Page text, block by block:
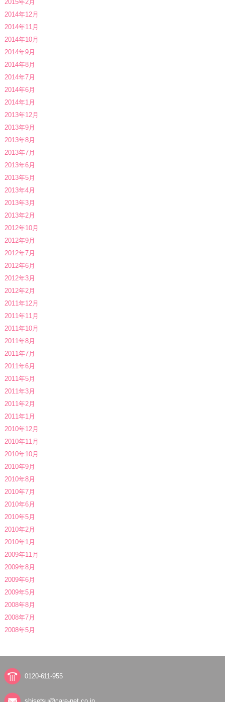
2015年2月
2014年12月
2014年11月
2014年10月
2014年9月
2014年8月
2014年7月
2014年6月
2014年1月
2013年12月
2013年9月
2013年8月
2013年7月
2013年6月
2013年5月
2013年4月
2013年3月
2013年2月
2012年10月
2012年9月
2012年7月
2012年6月
2012年3月
2012年2月
2011年12月
2011年11月
2011年10月
2011年8月
2011年7月
2011年6月
2011年5月
2011年3月
2011年2月
2011年1月
2010年12月
2010年11月
2010年10月
2010年9月
2010年8月
2010年7月
2010年6月
2010年5月
2010年2月
2010年1月
2009年11月
2009年8月
2009年6月
2009年5月
2008年8月
2008年7月
2008年5月
0120-611-955